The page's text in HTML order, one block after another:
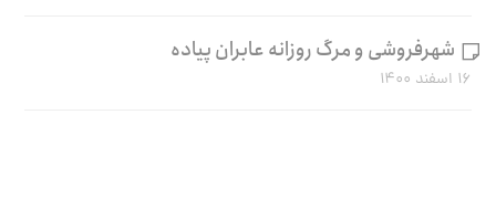
شهرفروشی و مرگ روزانه عابران پیاده
۱۶ اسفند ۱۴۰۰